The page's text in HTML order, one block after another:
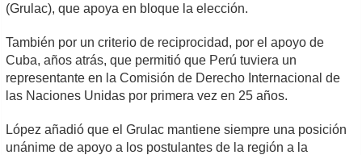
(Grulac), que apoya en bloque la elección.
También por un criterio de reciprocidad, por el apoyo de
Cuba, años atrás, que permitió que Perú tuviera un
representante en la Comisión de Derecho Internacional de
las Naciones Unidas por primera vez en 25 años.
López añadió que el Grulac mantiene siempre una posición
unánime de apoyo a los postulantes de la región a la